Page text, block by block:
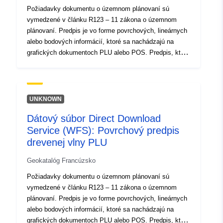
Požiadavky dokumentu o územnom plánovaní sú
vymedzené v článku R123 – 11 zákona o územnom
plánovaní. Predpis je vo forme povrchových, lineárnych
alebo bodových informácií, ktoré sa nachádzajú na
grafických dokumentoch PLU alebo POS. Predpis, ktorý
oblasti.
UNKNOWN
Dátový súbor Direct Download
Service (WFS): Povrchový predpis
drevenej vlny PLU
Geokatalóg Francúzsko
Požiadavky dokumentu o územnom plánovaní sú
vymedzené v článku R123 – 11 zákona o územnom
plánovaní. Predpis je vo forme povrchových, lineárnych
alebo bodových informácií, ktoré sa nachádzajú na
grafických dokumentoch PLU alebo POS. Predpis, ktorý